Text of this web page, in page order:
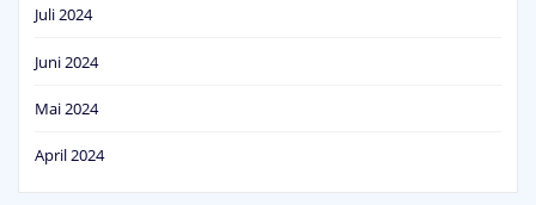
Juli 2024
Juni 2024
Mai 2024
April 2024